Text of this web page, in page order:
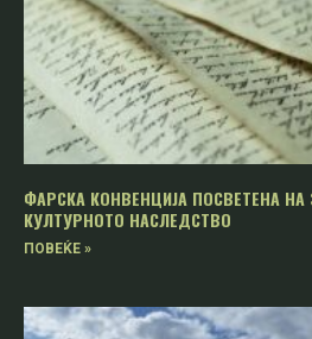
ФАРСКА КОНВЕНЦИЈА ПОСВЕТЕНА
КУЛТУРНОТО НАСЛЕДСТВО
ПОВЕЌЕ »